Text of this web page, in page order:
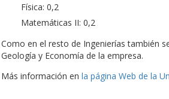
Física: 0,2
Matemáticas II: 0,2
Como en el resto de Ingenierías también
Geología y Economía de la empresa.
Más información en la página Web de la